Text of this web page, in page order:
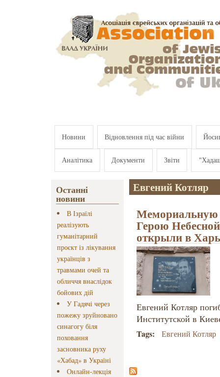
Новини Відновлення під час війни
Аналітика Документи Звіти
Останні
новини
В Ізраїлі
реалізують
гуманітарний
проєкт із лікування
українців з
травмами очей та
обличчя внаслідок
бойових дій
У Гадячі через
пожежу зруйновано
синагогу біля
поховання
засновника руху
«Хабад» в Україні
Онлайн-лекція
Евгений Котляр
Мемориальную
Герою
открыли в
Евгений Котляр
Институтской в
Tags: Евгений Котляр